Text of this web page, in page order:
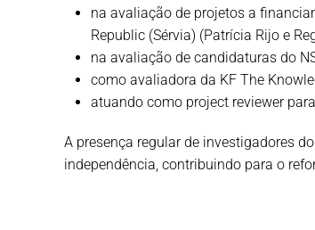
na avaliação de projetos a
Republic (Sérvia) (Patrícia Rijo e
na avaliação de candidaturas do
como avaliadora da KF The
atuando como project reviewer
A presença regular de investigadores
independência, contribuindo para o